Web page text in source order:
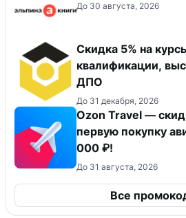
До 30 августа, 2026
Скидка 5% на
квалификации,
ДПО
До 31 декабря, 2026
Ozon Travel —
первую покупку
000 ₽!
До 31 августа, 2026
Все